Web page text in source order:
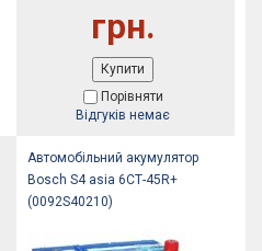
грн.
Купити
Порівняти
Відгуків немає
Автомобільний акумулятор
Bosch S4 asia 6СТ-45R+
(0092S40210)